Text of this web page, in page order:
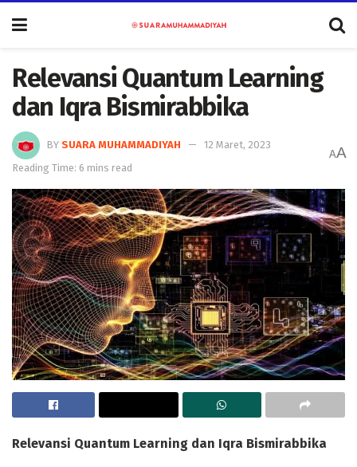
Relevansi Quantum Learning
dan Iqra Bismirabbika
BY SUARA MUHAMMADIYAH
12 Maret, 2023
Reading Time: 6 mins read
AA
Relevansi Quantum Learning dan Iqra Bismirabbika